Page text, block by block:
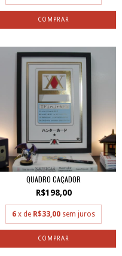
QUADRO CAÇADOR
R$198,00
6 x de R$33,00 sem juros